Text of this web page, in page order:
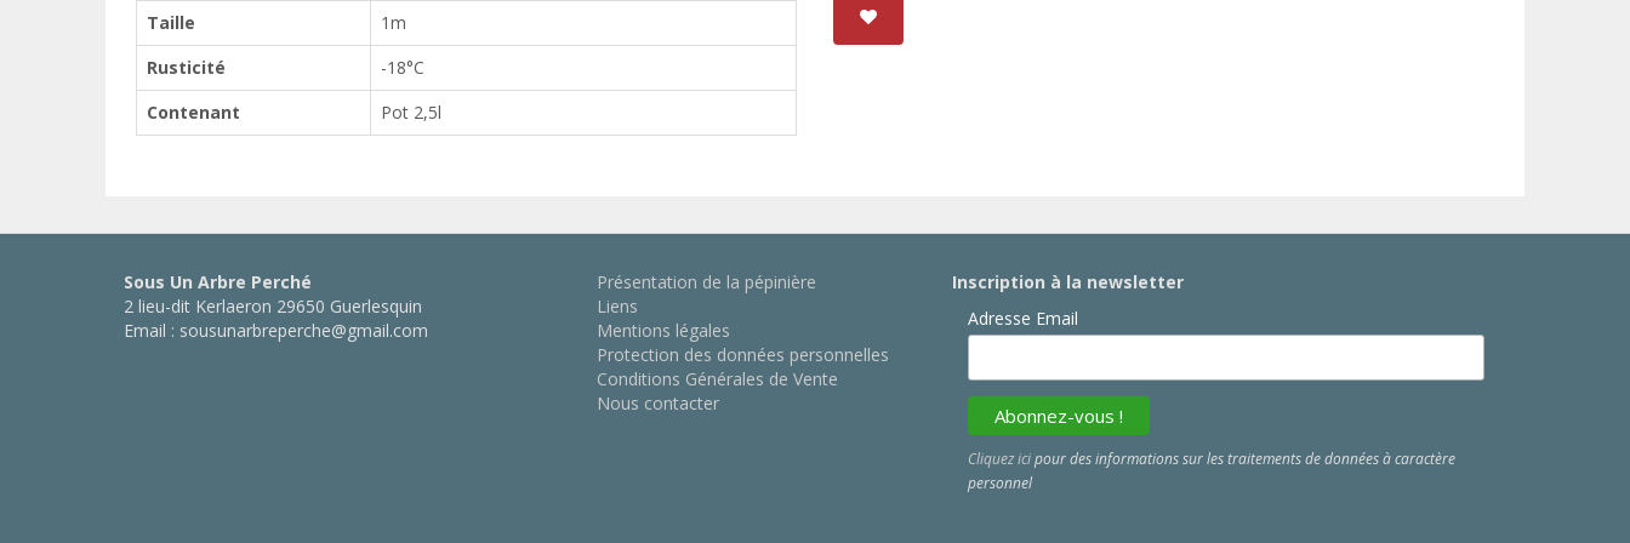
Taille
1m
Rusticité
-18°C
Contenant
Pot 2,5l
Sous Un Arbre Perché
2 lieu-dit Kerlaeron 29650 Guerlesquin
Email : sousunarbreperche@gmail.com
Présentation de la pépinière
Liens
Mentions légales
Protection des données personnelles
Conditions Générales de Vente
Nous contacter
Inscription à la newsletter
Adresse Email
Cliquez icipour des informations sur les traitements de données à caractère
personnel